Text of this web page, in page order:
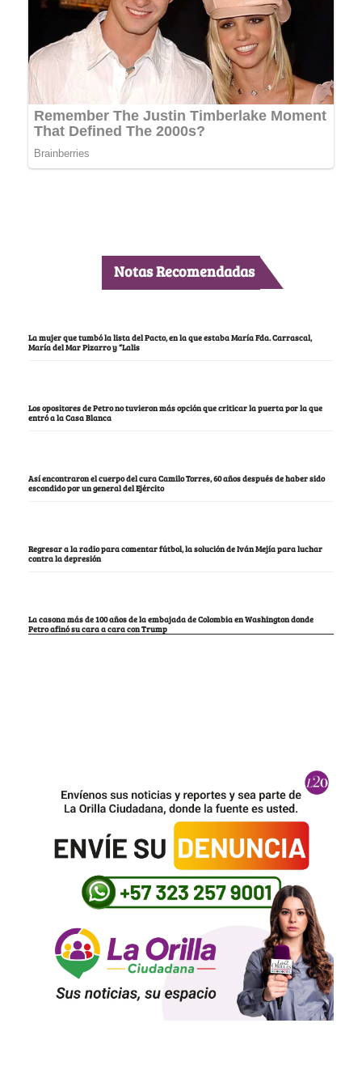
Notas Recomendadas
La mujer que tumbó la lista del Pacto, en la que estaba María Fda. Carrascal,
María del Mar Pizarro y “Lalis
Los opositores de Petro no tuvieron más opción que criticar la puerta por la que
entró a la Casa Blanca
Así encontraron el cuerpo del cura Camilo Torres, 60 años después de haber sido
escondido por un general del Ejército
Regresar a la radio para comentar fútbol, la solución de Iván Mejía para luchar
contra la depresión
La casona más de 100 años de la embajada de Colombia en Washington donde
Petro afinó su cara a cara con Trump